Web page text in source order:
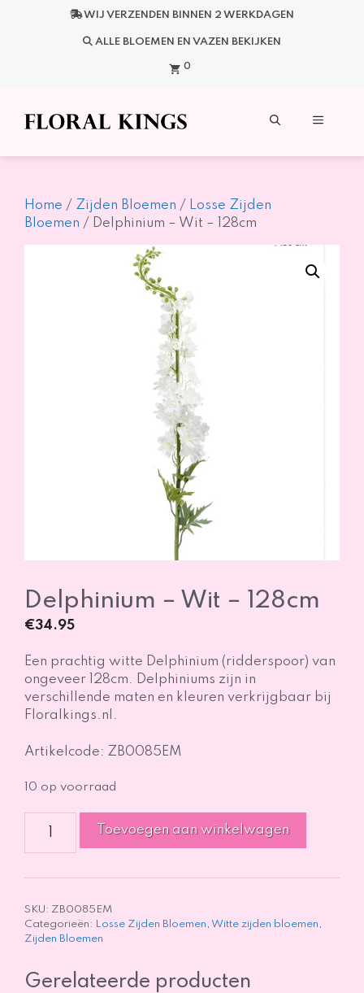
WIJ VERZENDEN BINNEN 2 WERKDAGEN
ALLE BLOEMEN EN VAZEN BEKIJKEN
0
Menu
Home / Zijden Bloemen / Losse Zijden
Bloemen / Delphinium – Wit – 128cm
Delphinium – Wit – 128cm
€34.95
Een prachtig witte Delphinium (ridderspoor) van
ongeveer 128cm. Delphiniums zijn in
verschillende maten en kleuren verkrijgbaar bij
Floralkings.nl.
Artikelcode: ZB0085EM
10 op voorraad
Wit
aantal
Toevoegen aan winkelwagen
SKU: ZB0085EM
Categorieën: Losse Zijden Bloemen, Witte zijden bloemen,
Zijden Bloemen
Gerelateerde producten